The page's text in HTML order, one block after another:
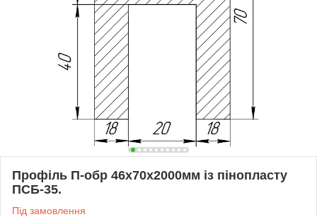
Профіль П-обр 46х70x2000мм із пінопласту
ПСБ-35.
Під замовлення